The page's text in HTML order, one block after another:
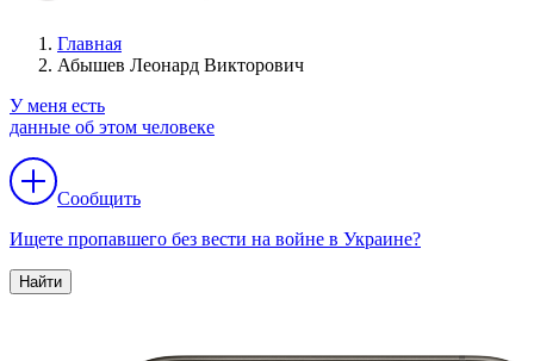
Главная
Абышев Леонард Викторович
У меня есть
данные об этом человеке
Сообщить
Ищете пропавшего без вести на войне в Украине?
Найти